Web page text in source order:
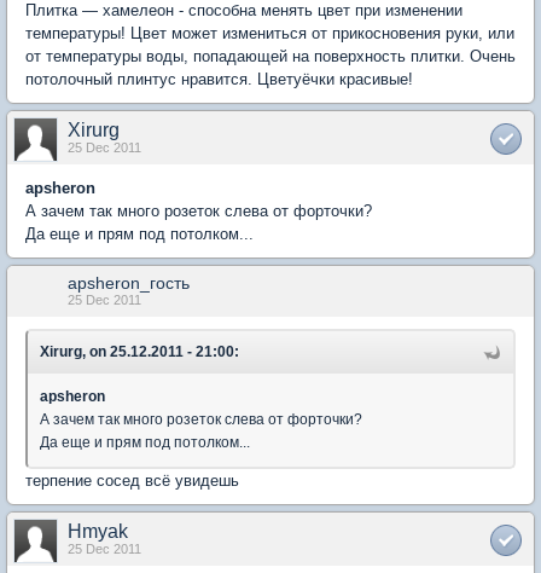
Плитка — хамелеон - способна менять цвет при изменении
температуры! Цвет может измениться от прикосновения руки, или
от температуры воды, попадающей на поверхность плитки. Очень
потолочный плинтус нравится. Цветуёчки красивые!
Xirurg
25 Dec 2011
apsheron
А зачем так много розеток слева от форточки?
Да еще и прям под потолком...
apsheron_гость
25 Dec 2011
Xirurg, on 25.12.2011 - 21:00:
apsheron
А зачем так много розеток слева от форточки?
Да еще и прям под потолком...
терпение сосед всё увидешь
Hmyak
25 Dec 2011